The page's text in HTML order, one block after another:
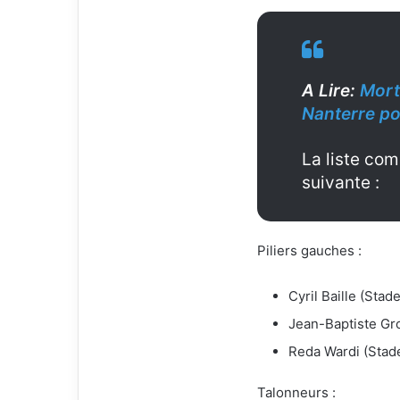
A Lire:
Nanterre
La liste
suivante :
Piliers gauches :
Cyril Baille
Jean-Baptiste
Reda Wardi
Talonneurs :